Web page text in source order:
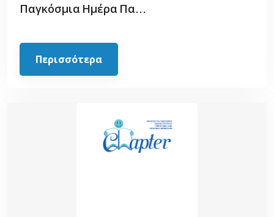
Παγκόσμια Ημέρα Πα...
Περισσότερα